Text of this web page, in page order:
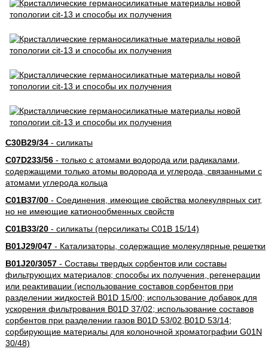
C30B29/34- силикаты
C07D233/56- только с атомами водорода или радикалами,
содержащими только атомы водорода и углерода, связанными с
атомами углерода кольца
C01B37/00- Соединения, имеющие свойства молекулярных сит,
но не имеющие катионообменных свойств
C01B33/20- силикаты (персиликаты C01B 15/14)
B01J29/047- Катализаторы, содержащие молекулярные решетки
B01J20/3057- Составы твердых сорбентов или составы
фильтрующих материалов; способы их получения, регенерации
или реактивации (использование составов сорбентов при
разделении жидкостей B01D 15/00; использование добавок для
ускорения фильтрования B01D 37/02; использование составов
сорбентов при разделении газов B01D 53/02,B01D 53/14;
сорбирующие материалы для колоночной хроматографии G01N
30/48)